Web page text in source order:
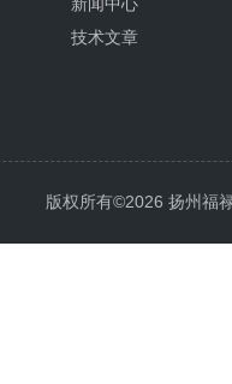
技术文章
版权所有©2026 扬州福